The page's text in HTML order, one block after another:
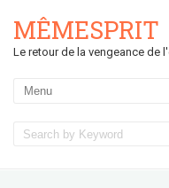
MÊMESPRIT
Le retour de la vengeance de